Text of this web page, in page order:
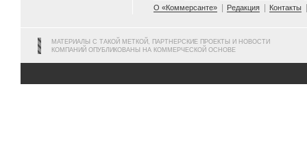
О «Коммерсанте»
Редакция Контакты
МАТЕРИАЛЫ С ТАКОЙ МЕТКОЙ, ПАРТНЕРСКИЕ ПРОЕКТЫ И НОВОСТИ
КОМПАНИЙ ОПУБЛИКОВАНЫ НА КОММЕРЧЕСКОЙ ОСНОВЕ